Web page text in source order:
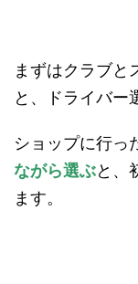
まずはクラブと
と、ドライバー
ショップに行っ
ながら選ぶと、
ます。